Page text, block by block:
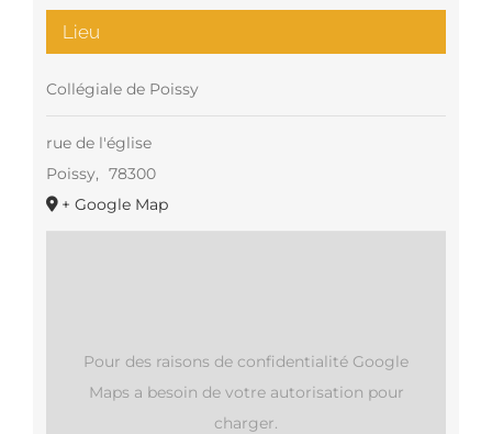
Lieu
Collégiale de Poissy
rue de l'église
Poissy, 78300
+ Google Map
Pour des raisons de confidentialité Google
Maps a besoin de votre autorisation pour
charger.